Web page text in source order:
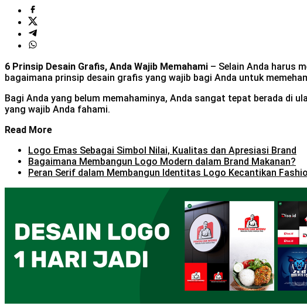
6 Prinsip Desain Grafis, Anda Wajib Memahami – Selain Anda harus
bagaimana prinsip desain grafis yang wajib bagi Anda untuk
Bagi Anda yang belum memahaminya, Anda sangat tepat berada di
yang wajib Anda fahami.
Read More
Logo Emas Sebagai Simbol Nilai, Kualitas dan Apresiasi Brand
Bagaimana Membangun Logo Modern dalam Brand Makanan?
Peran Serif dalam Membangun Identitas Logo Kecantikan